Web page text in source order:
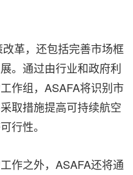
革，还包括完善市场框
。通过由行业和政府利
作组，ASAFA将识别市
取措施提高可持续航空
行性。
作之外，ASAFA还将通